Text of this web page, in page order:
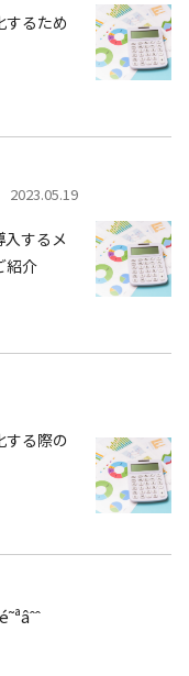
するため
2023.05.19
するメ
紹介
する際の